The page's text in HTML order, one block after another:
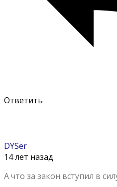
Ответить
DYSer
14 лет назад
А что за закон вступил в